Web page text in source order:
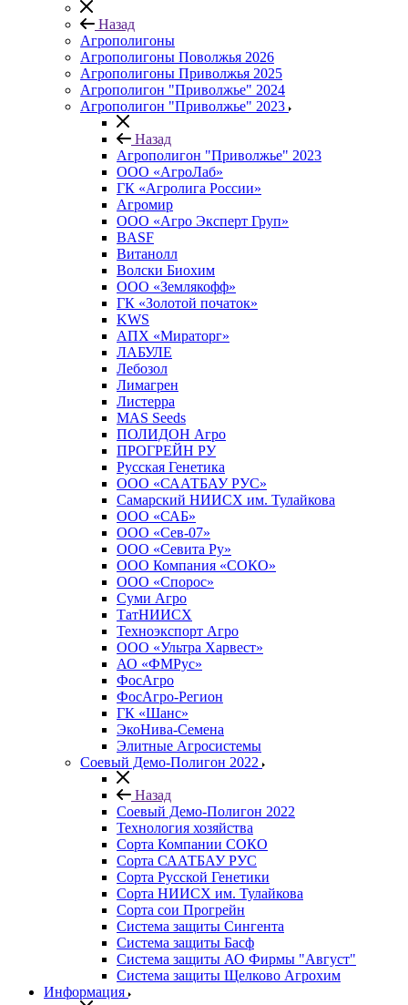
Назад
Агрополигоны
Агрополигоны Поволжья 2026
Агрополигоны Приволжья 2025
Агрополигон "Приволжье" 2024
Агрополигон "Приволжье" 2023
Назад
Агрополигон "Приволжье" 2023
ООО «АгроЛаб»
ГК «Агролига России»
Агромир
ООО «Агро Эксперт Груп»
BASF
Витанолл
Волски Биохим
ООО «Землякофф»
ГК «Золотой початок»
KWS
AПX «Мираторг»
ЛАБУЛЕ
Лебозол
Лимагрен
Листерра
MAS Seeds
ПОЛИДОН Агро
ПРОГРЕЙН РУ
Русская Генетика
ООО «СААТБАУ РУС»
Самарский НИИСХ им. Тулайкова
ООО «САБ»
ООО «Сев-07»
ООО «Севита Ру»
ООО Компания «СОКО»
ООО «Спорос»
Суми Агро
ТатНИИСХ
Техноэкспорт Агро
ООО «Ультра Харвест»
АО «ФМРус»
ФосАгро
ФосАгро-Регион
ГК «Шанс»
ЭкоНива-Семена
Элитные Агросистемы
Соевый Демо-Полигон 2022
Назад
Соевый Демо-Полигон 2022
Технология хозяйства
Сорта Компании СОКО
Сорта СААТБАУ РУС
Сорта Русской Генетики
Сорта НИИСХ им. Тулайкова
Сорта сои Прогрейн
Система защиты Сингента
Система защиты Басф
Система защиты АО Фирмы "Август"
Система защиты Щелково Агрохим
Информация